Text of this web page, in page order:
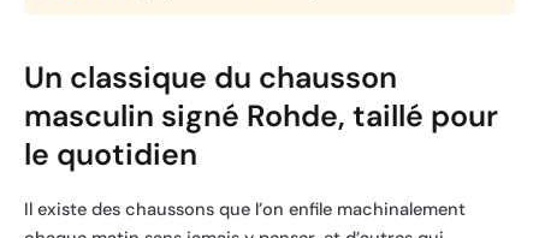
Un classique du chausson
masculin signé Rohde, taillé pour
le quotidien
Il existe des chaussons que l’on enfile machinalement